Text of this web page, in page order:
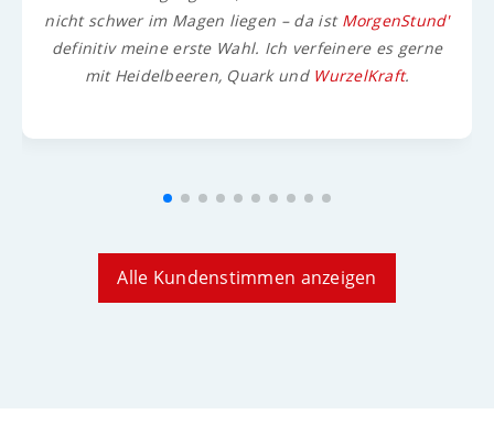
nicht schwer im Magen liegen – da ist MorgenStund'
definitiv meine erste Wahl. Ich verfeinere es gerne
mit Heidelbeeren, Quark und WurzelKraft.
Alle Kundenstimmen anzeigen